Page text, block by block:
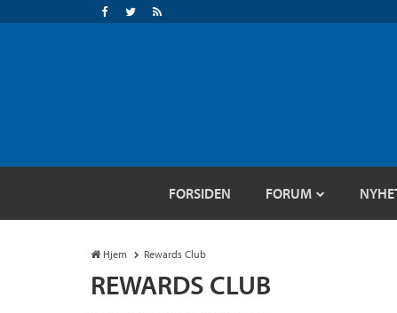
FORSIDEN FORUM
Hjem Rewards Club
REWARDS CLUB